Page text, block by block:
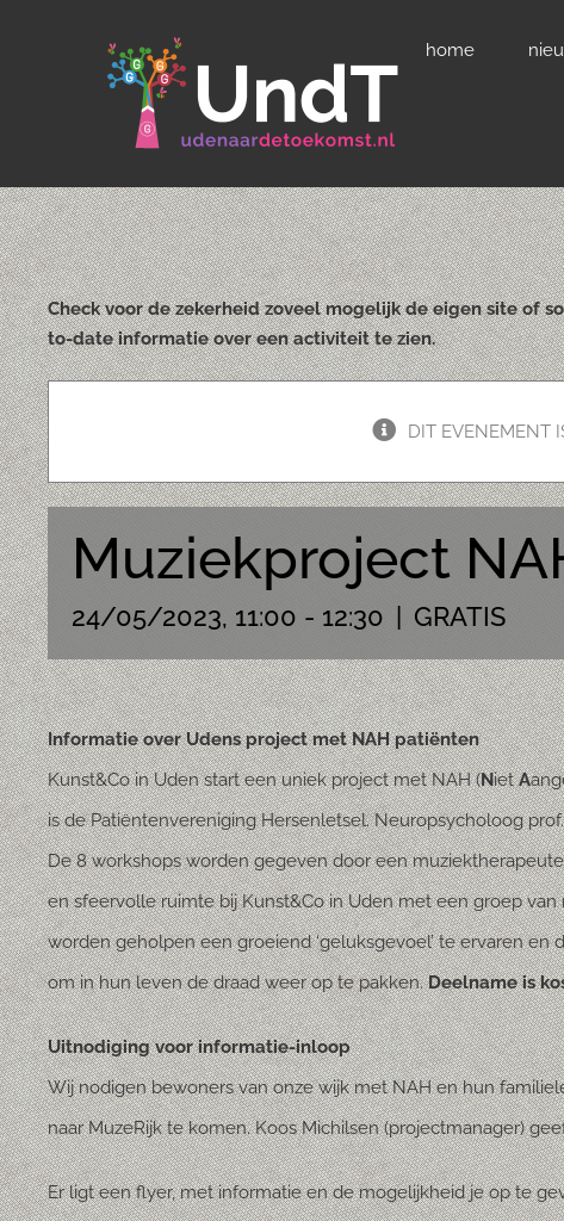
home
Check voor de zekerheid zoveel mogelijk de eigen site of
to-date informatie over een activiteit te zien.
DIT EVENEMENT
Muziekproject
24/05/2023, 11:00 - 12:30 | GRATIS
Informatie over Udens project met NAH patiënten
Kunst&Co in Uden start een uniek project met NAH (NietA
is de Patiëntenvereniging Hersenletsel. Neuropsycholoog
De 8 workshops worden gegeven door een
en sfeervolle ruimte bij Kunst&Co in Uden met een groep
worden geholpen een groeiend ‘geluksgevoel’ te ervaren
om in hun leven de draad weer op te pakken.Deelname is
Uitnodiging voor informatie-inloop
Wij nodigen bewoners van onze wijk met NAH en hun
naar MuzeRijk te komen. Koos Michilsen (projectmanager)
Er ligt een flyer, met informatie en de mogelijkheid je op te